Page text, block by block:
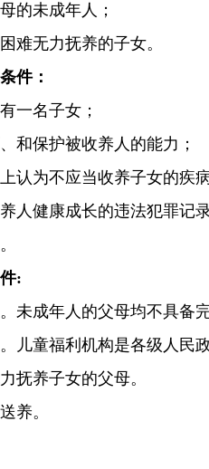
的未成年人；
难无力抚养的子女。
件：
一名子女；
和保护被收养人的能力；
认为不应当收养子女的疾
人健康成长的违法犯罪记
:
。未成年人的父母均不具备
。儿童福利机构是各级人民
抚养子女的父母。
养。